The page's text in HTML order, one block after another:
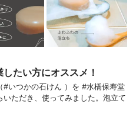
たい方にオススメ！
#いつかの石けん ）を #水橋保寿堂
ただき、使ってみました。泡立て